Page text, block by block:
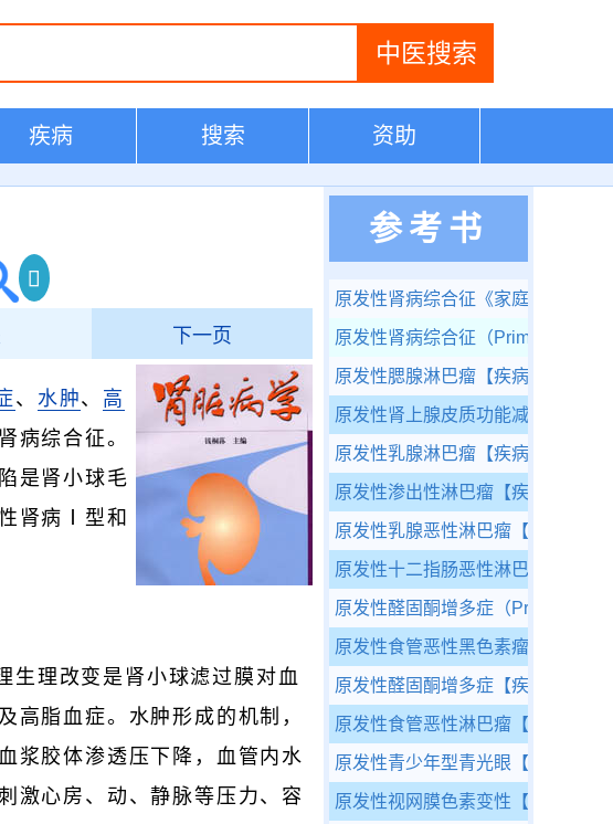
疾病 搜索 资助
下一页
、 水肿、 高
病综合征。
是肾小球毛
肾病Ⅰ型和
理改变是肾小球滤过膜对血
高脂血症。水肿形成的机制，
浆胶体渗透压下降，血管内水
激心房、动、静脉等压力、容
参考书
原发性肾病综合征 《家庭医学百科
原发性肾病综合征（Primary
原发性腮腺淋巴瘤 【疾病大全】
原发性肾上腺皮质功能减退症
原发性乳腺淋巴瘤 【疾病大全】
原发性渗出性淋巴瘤 【疾病大全】
原发性乳腺恶性淋巴瘤 【疾病大全
原发性十二指肠恶性淋巴瘤
原发性醛固酮增多症（Primary
原发性食管恶性黑色素瘤
原发性醛固酮增多症 【疾病大全】
原发性食管恶性淋巴瘤 【疾病大全
原发性青少年型青光眼 【疾病大全
原发性视网膜色素变性 【疾病大全